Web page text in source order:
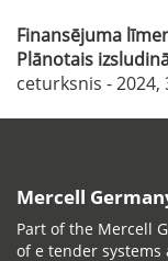
Finansējuma
Plānotais
ceturksnis - 2024,
Mercell
Part of the Mercell
of e tender